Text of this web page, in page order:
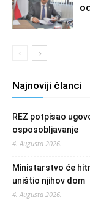
Najnoviji članci
REZ potpisao
osposobljavanje
4. Augusta 2026.
Ministarstvo će
uništio njihov dom
4. Augusta 2026.